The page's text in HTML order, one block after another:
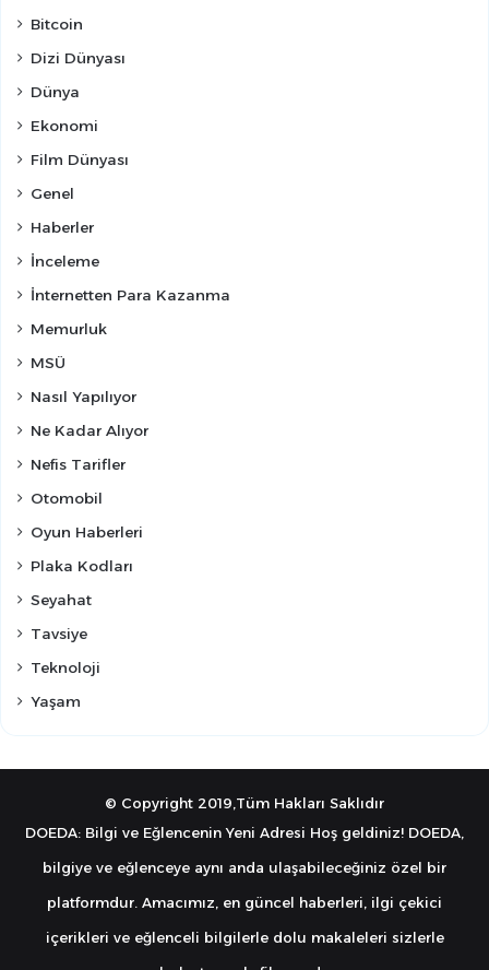
Bitcoin
Dizi Dünyası
Dünya
Ekonomi
Film Dünyası
Genel
Haberler
İnceleme
İnternetten Para Kazanma
Memurluk
MSÜ
Nasıl Yapılıyor
Ne Kadar Alıyor
Nefis Tarifler
Otomobil
Oyun Haberleri
Plaka Kodları
Seyahat
Tavsiye
Teknoloji
Yaşam
© Copyright 2019,Tüm Hakları Saklıdır
DOEDA: Bilgi ve Eğlencenin Yeni Adresi Hoş geldiniz! DOEDA,
bilgiye ve eğlenceye aynı anda ulaşabileceğiniz özel bir
platformdur. Amacımız, en güncel haberleri, ilgi çekici
içerikleri ve eğlenceli bilgilerle dolu makaleleri sizlerle